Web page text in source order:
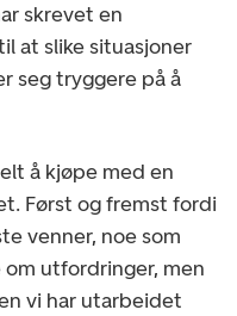
skrevet en
at slike situasjoner
seg tryggere på å
å kjøpe med en
Først og fremst fordi
venner, noe som
utfordringer, men
vi har utarbeidet